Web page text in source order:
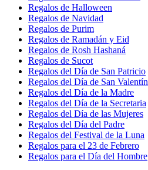
Regalos de Halloween
Regalos de Navidad
Regalos de Purim
Regalos de Ramadán y Eid
Regalos de Rosh Hashaná
Regalos de Sucot
Regalos del Día de San Patricio
Regalos del Día de San Valentín
Regalos del Día de la Madre
Regalos del Día de la Secretaria
Regalos del Día de las Mujeres
Regalos del Día del Padre
Regalos del Festival de la Luna
Regalos para el 23 de Febrero
Regalos para el Día del Hombre